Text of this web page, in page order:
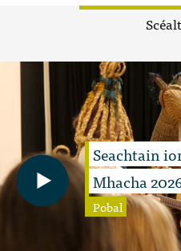
Seachtain
Mhacha
Pobal